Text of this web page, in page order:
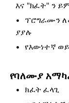
እና "ክፈት" ን
ፕሮግራሙን
ያያሉ
የእውነተኛ
የባለሙያ
ክፈት ፈላጊ